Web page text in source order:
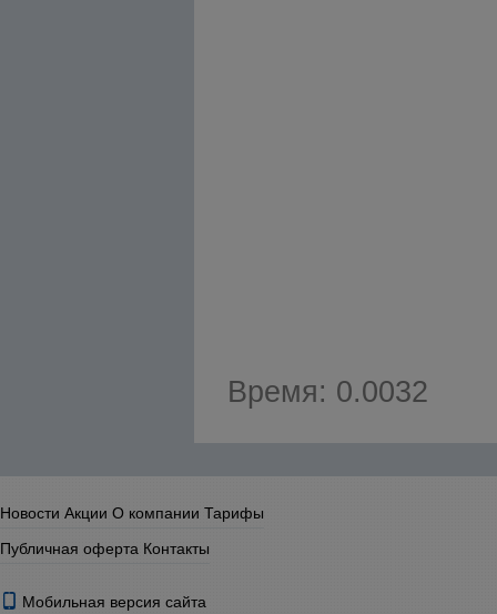
Время: 0.0032
Новости Акции О компании Тарифы
Публичная оферта Контакты
Мобильная версия сайта